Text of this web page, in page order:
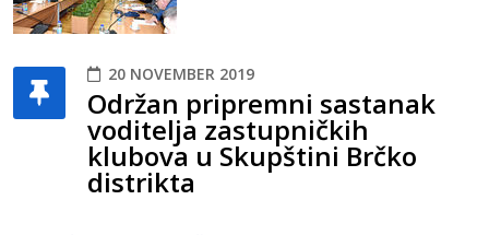
20 NOVEMBER 2019
Održan pripremni sastanak
voditelja zastupničkih
klubova u Skupštini Brčko
distrikta